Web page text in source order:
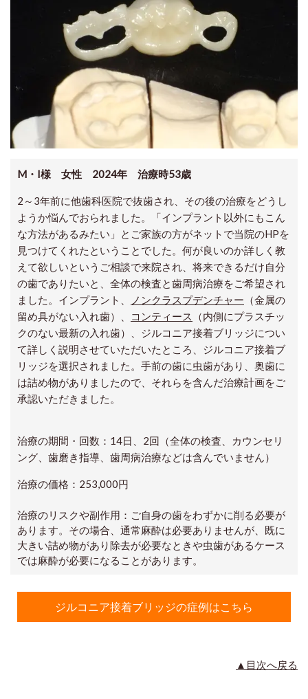
M・I様 女性 2024年 治療時53歳
2～3年前に他歯科医院で抜歯され、その後の治療をどうし
ようか悩んでおられました。「インプラント以外にもこん
な方法があるみたい」とご家族の方がネットで当院のHPを
見つけてくれたということでした。何が良いのか詳しく教
えて欲しいというご相談で来院され、将来できるだけ自分
の歯でありたいと、全体の検査と歯周病治療をご希望され
ました。インプラント、
ノンクラスプデンチャー （金属の
留め具がない入れ歯）、
コンティース
（内側にプラスチッ
クのない最新の入れ歯）、ジルコニア接着ブリッジについ
て詳しく説明させていただいたところ、ジルコニア接着ブ
リッジを選択されました。手前の歯に虫歯があり、奥歯に
は詰め物がありましたので、それらを含んだ治療計画をご
承認いただきました。
治療の期間・回数：14日、2回（全体の検査、カウンセリ
ング、歯磨き指導、歯周病治療などは含んでいません）
治療の価格：253,000円
治療のリスクや副作用： ご自身の歯をわずかに削る必要が
あります。その場合、通常麻酔は必要ありませんが、既に
大きい詰め物があり除去が必要なときや虫歯があるケース
では麻酔が必要になることがあります。
ジルコニア接着ブリッジの症例はこちら
▲目次へ戻る